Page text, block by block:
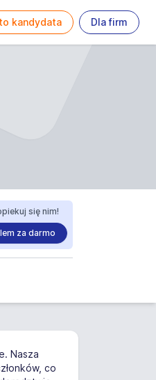
kandydata Dla firm
się nim!
za darmo
Nasza
co